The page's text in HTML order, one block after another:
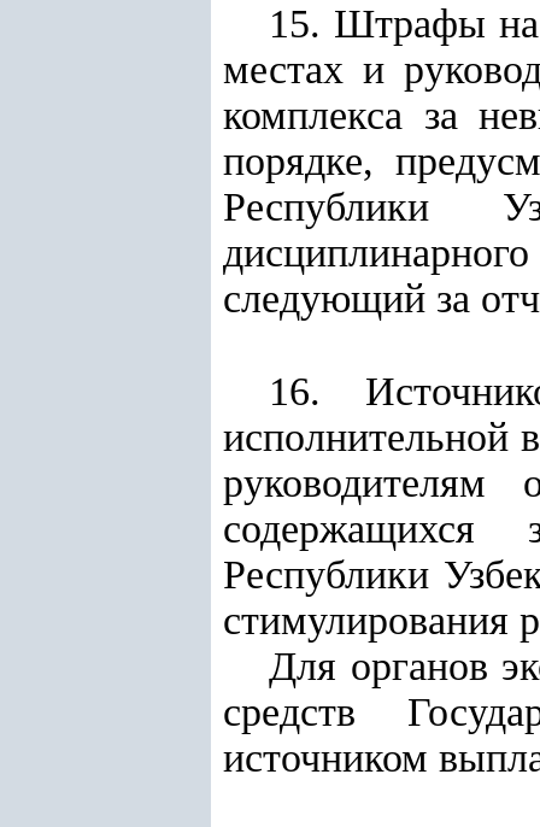
15. Штрафы на
местах и
комплекса за
порядке,
Республики
следующий за
16.
исполнительной
руководителям
содержащихся
Республики
стимулирования
Для органов
средств
источником